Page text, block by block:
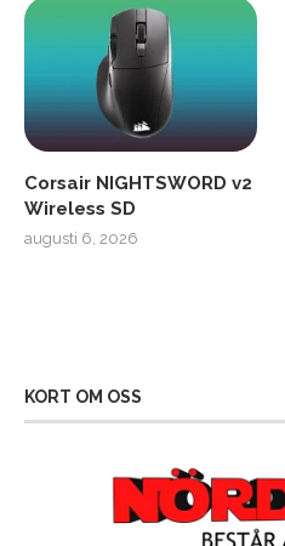
Corsair NIGHTSWORD v2
Wireless SD
augusti 6, 2026
KORT OM OSS